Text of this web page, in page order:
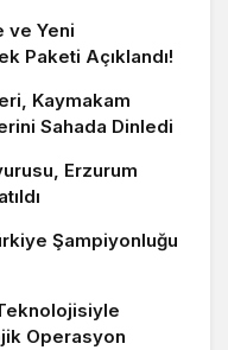
ve Yeni
Paketi Açıklandı!
Kaymakam
Sahada Dinledi
Erzurum
Şampiyonluğu
Operasyon